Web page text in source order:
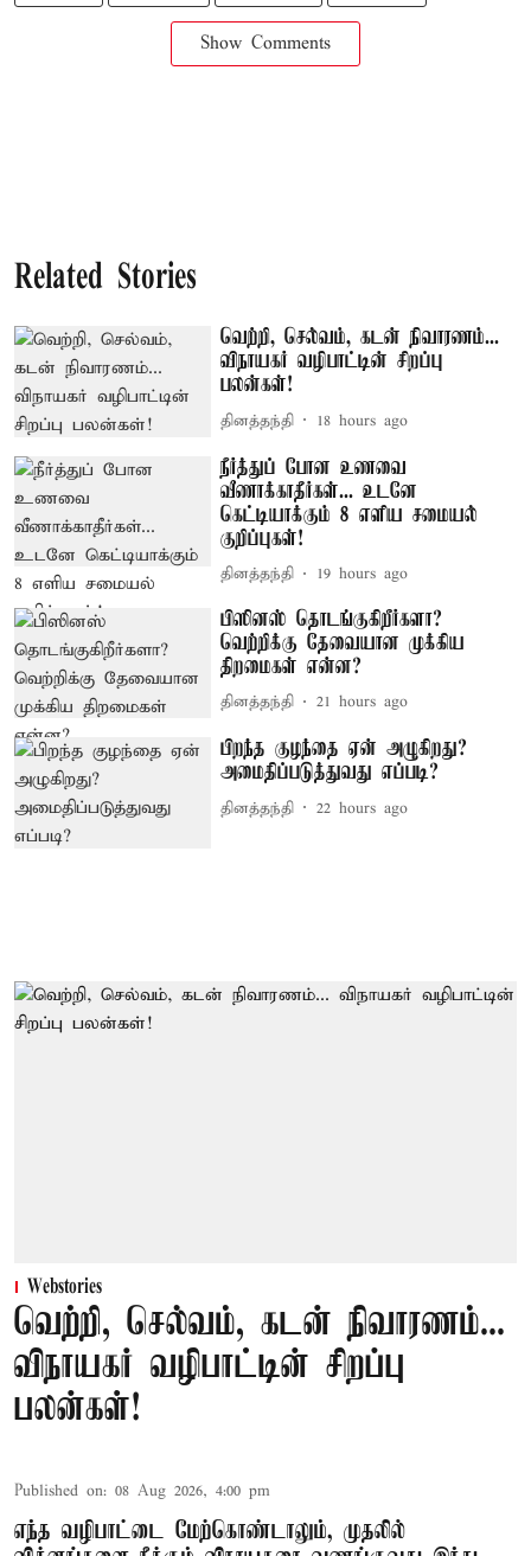
Show Comments
Related Stories
வெற்றி, செல்வம், கடன் நிவாரணம்...
விநாயகர் வழிபாட்டின் சிறப்பு
பலன்கள்!
தினத்தந்தி 18 hours ago
நீர்த்துப் போன உணவை
வீணாக்காதீர்கள்... உடனே
கெட்டியாக்கும் 8 எளிய சமையல்
குறிப்புகள்!
தினத்தந்தி 19 hours ago
பிஸினஸ் தொடங்குகிறீர்களா?
வெற்றிக்கு தேவையான முக்கிய
திறமைகள் என்ன?
தினத்தந்தி 21 hours ago
பிறந்த குழந்தை ஏன் அழுகிறது?
அமைதிப்படுத்துவது எப்படி?
தினத்தந்தி 22 hours ago
Webstories
வெற்றி, செல்வம், கடன் நிவாரணம்...
விநாயகர் வழிபாட்டின் சிறப்பு
பலன்கள்!
Published on: 08 Aug 2026, 4:00 pm
எந்த வழிபாட்டை மேற்கொண்டாலும், முதலில்